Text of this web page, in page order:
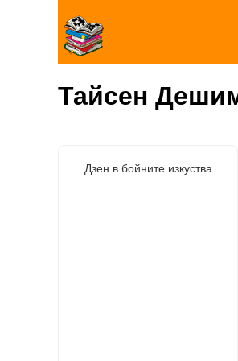
Тайсен
Дзен в бойните изкуства